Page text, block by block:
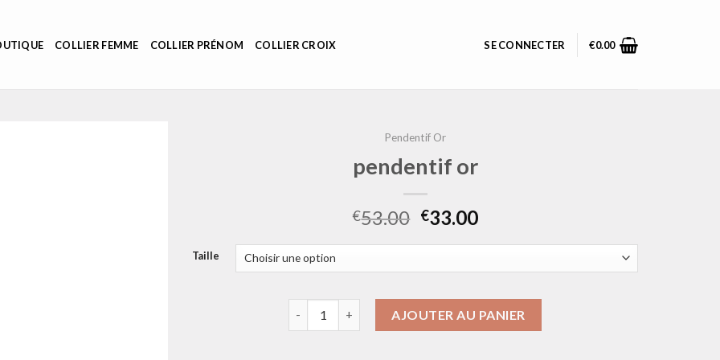
COLLIER FEMME COLLIER PRÉNOM COLLIER CROIX SE CONNECTER €0.00
Pendentif Or
pendentif or
€53.00 €33.00
Taille
AJOUTER AU PANIER